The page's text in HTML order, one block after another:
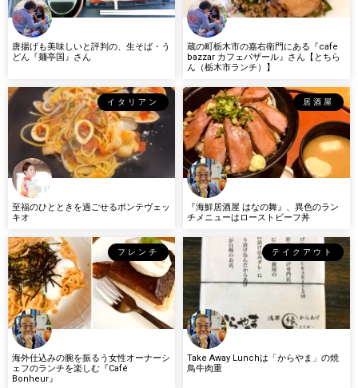
唐揚げも美味しいと評判の、生そば・う
どん『麺亭国』さん
蔵の町栃木市の嘉右衛門にある『cafe
bazzar カフェバザール』さん【とちら
ん（栃木市ランチ）】
イタリアン
至福のひとときを過ごせるポンテヴェッ
キオ
居酒屋
『海鮮居酒屋 はなの舞』、異色のラン
チメニューはローストビーフ丼
フレンチ
海外仕込みの腕を振るう女性オーナーシ
ェフのランチを楽しむ『Café
Bonheur』
テイクアウト
Take Away Lunchは「からやま」の焼
鳥牛肉重